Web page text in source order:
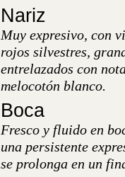
Nariz
Muy expresivo, con
rojos silvestres,
entrelazados con
melocotón blanco.
Boca
Fresco y fluido en
una persistente
se prolonga en un